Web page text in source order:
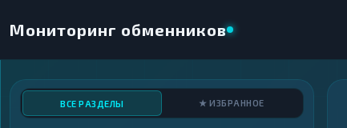
Мониторинг обменников
ВСЕ РАЗДЕЛЫ ★ ИЗБРАННОЕ